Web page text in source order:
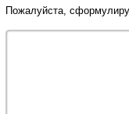
Пожалуйста,